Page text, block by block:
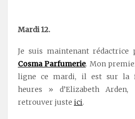
Mardi 12.
Je suis maintenant rédactrice
Cosma Parfumerie. Mon
ligne ce mardi, il est sur la
heures » d’Elizabeth
retrouver juste ici.